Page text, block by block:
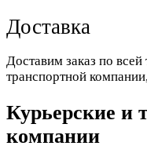
Доставка
Доставим заказ по
транспортной
Курьерские и
компании